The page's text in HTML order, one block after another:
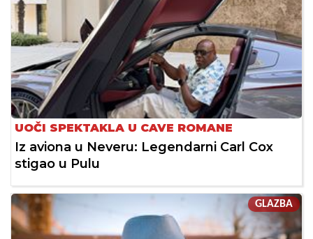
UOČI SPEKTAKLA U CAVE ROMANE
Iz aviona u Neveru: Legendarni Carl Cox
stigao u Pulu
GLAZBA